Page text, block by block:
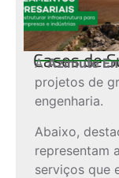
Cases de
AAzimute
projetos de
engenharia.
Abaixo,
representam
serviços que